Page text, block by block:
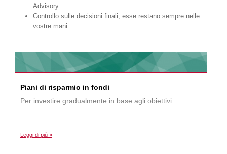
Advisory
Controllo sulle decisioni finali, esse restano sempre nelle
vostre mani.
Piani di risparmio in fondi
Per investire gradualmente in base agli obiettivi.
Leggi di più »